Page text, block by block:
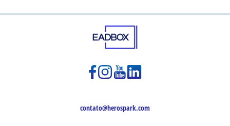
contato@herospark.com